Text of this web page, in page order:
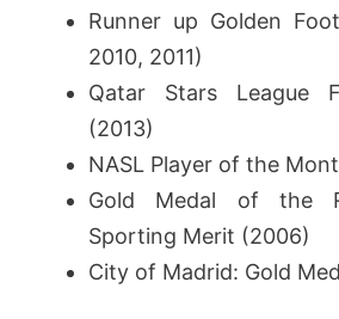
Runner up Golden
2010, 2011)
Qatar Stars League
(2013)
NASL Player of the
Gold Medal of the
Sporting Merit (2006)
City of Madrid: Gold